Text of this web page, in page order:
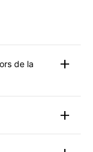
de la
supérieure à
internationaux
lors du